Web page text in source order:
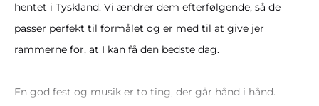
hentet i Tyskland. Vi ændrer dem efterfølgende, så de
passer perfekt til formålet og er med til at give jer
rammerne for, at I kan få den bedste dag.
En god fest og musik er to ting, der går hånd i hånd.